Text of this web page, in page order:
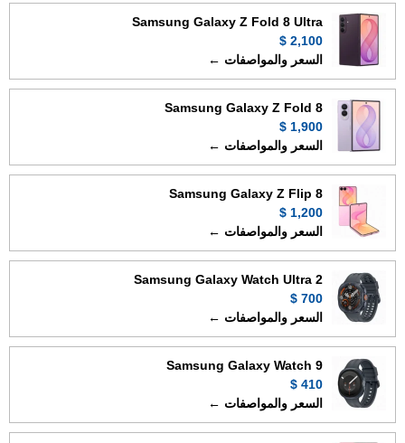
Samsung Galaxy Z Fold 8 Ultra
2,100 $
السعر والمواصفات ←
Samsung Galaxy Z Fold 8
1,900 $
السعر والمواصفات ←
Samsung Galaxy Z Flip 8
1,200 $
السعر والمواصفات ←
Samsung Galaxy Watch Ultra 2
700 $
السعر والمواصفات ←
Samsung Galaxy Watch 9
410 $
السعر والمواصفات ←